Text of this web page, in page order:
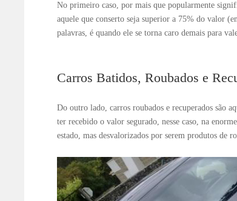
No primeiro caso, por mais que popularmente
aquele que conserto seja superior a 75% do valor
palavras, é quando ele se torna caro demais para
Carros Batidos, Roubados e
Do outro lado, carros roubados e recuperados são
ter recebido o valor segurado, nesse caso, na
estado, mas desvalorizados por serem produtos de